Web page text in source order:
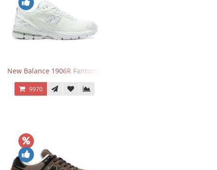
New Balance 1906R Fantomfit White
9970